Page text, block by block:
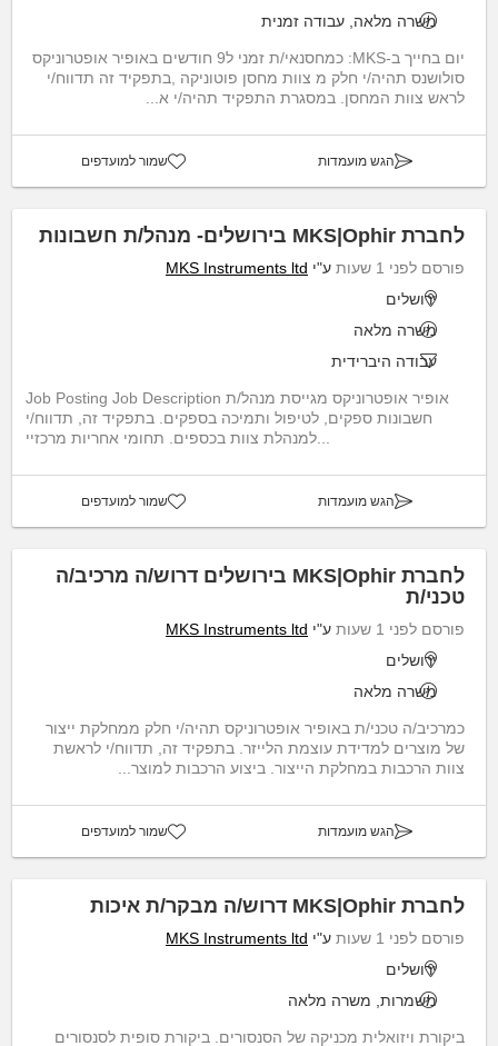
משרה מלאה, עבודה זמנית
יום בחייך ב-MKS: כמחסנאי/ת זמני ל9 חודשים באופיר אופטרוניקס
סולושנס תהיה/י חלק מ צוות מחסן פוטוניקה ,בתפקיד זה תדווח/י
לראש צוות המחסן. במסגרת התפקיד תהיה/י א...
הגש מועמדות שמור למועדפים
לחברת MKS|Ophir בירושלים- מנהל/ת חשבונות
פורסם לפני 1 שעות ע"י MKS Instruments ltd
ירושלים
משרה מלאה
עבודה היברידית
Job Posting Job Description אופיר אופטרוניקס מגייסת מנהל/ת
חשבונות ספקים, לטיפול ותמיכה בספקים. בתפקיד זה, תדווח/י
הגש מועמדות שמור למועדפים
לחברת MKS|Ophir בירושלים דרוש/ה מרכיב/ה
טכני/ת
פורסם לפני 1 שעות ע"י MKS Instruments ltd
ירושלים
משרה מלאה
כמרכיב/ה טכני/ת באופיר אופטרוניקס תהיה/י חלק ממחלקת ייצור
של מוצרים למדידת עוצמת הלייזר. בתפקיד זה, תדווח/י לראשת
צוות הרכבות במחלקת הייצור. ביצוע הרכבות למוצר...
הגש מועמדות שמור למועדפים
לחברת MKS|Ophir דרוש/ה מבקר/ת איכות
פורסם לפני 1 שעות ע"י MKS Instruments ltd
ירושלים
משמרות, משרה מלאה
ביקורת ויזואלית מכניקה של הסנסורים. ביקורת סופית לסנסורים